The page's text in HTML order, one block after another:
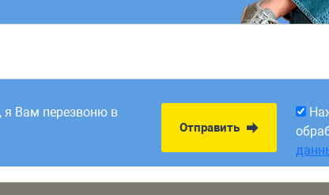
User.vue';
Заявки,
я Вам перезвоню в
Отправить